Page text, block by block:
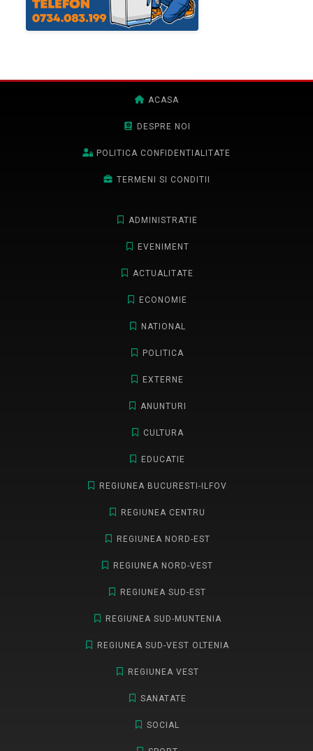
ACASA
DESPRE NOI
POLITICA CONFIDENTIALITATE
TERMENI SI CONDITII
ADMINISTRATIE
EVENIMENT
ACTUALITATE
ECONOMIE
NATIONAL
POLITICA
EXTERNE
ANUNTURI
CULTURA
EDUCATIE
REGIUNEA BUCURESTI-ILFOV
REGIUNEA CENTRU
REGIUNEA NORD-EST
REGIUNEA NORD-VEST
REGIUNEA SUD-EST
REGIUNEA SUD-MUNTENIA
REGIUNEA SUD-VEST OLTENIA
REGIUNEA VEST
SANATATE
SOCIAL